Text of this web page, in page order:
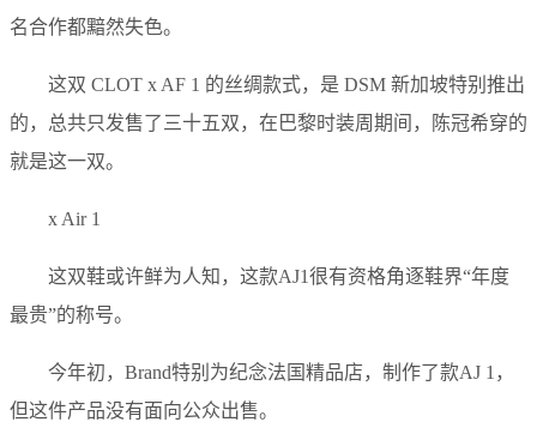
名合作都黯然失色。
这双 CLOT x AF 1 的丝绸款式，是 DSM 新加坡特别推出
的，总共只发售了三十五双，在巴黎时装周期间，陈冠希穿的
就是这一双。
x Air 1
这双鞋或许鲜为人知，这款AJ1很有资格角逐鞋界“年度
最贵”的称号。
今年初，Brand特别为纪念法国精品店，制作了款AJ 1，
但这件产品没有面向公众出售。